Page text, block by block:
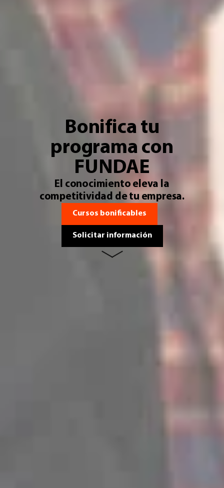
Bonifica tu
programa con
FUNDAE
El conocimiento eleva la
competitividad de tu empresa.
Cursos bonificables
Solicitar información